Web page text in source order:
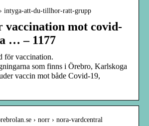
intyga-att-du-tillhor-ratt-grupp
vaccination mot covid-
… – 1177
för vaccination.
som finns i Örebro, Karlskoga
vaccin mot både Covid-19,
› norr › nora-vardcentral